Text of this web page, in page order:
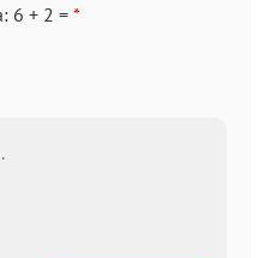
6 + 2 = *